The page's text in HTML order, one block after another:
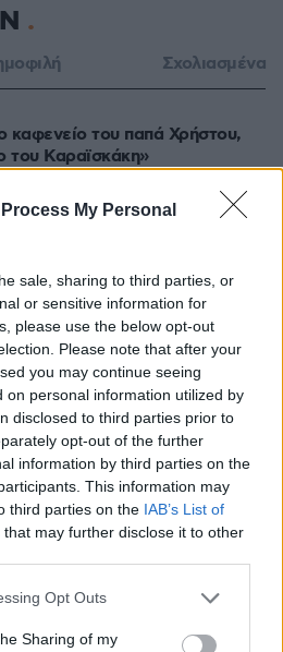
My Personal
sale, sharing to third parties, or
or sensitive information for
please use the below opt-out
Please note that after your
you may continue seeing
on personal information utilized by
disclosed to third parties prior to
opt-out of the further
information by third parties on the
This information may
third parties on the IAB’s List of
that may further disclose it to other
app uses one or more Google
behaviour. You may click to
Opt Outs
Sharing of my
Σχολιασμένα
καφενείο του παπά Χρήστου,
του Καραϊσκάκη»
στη Wall Street: Νέο ρεκόρ
Ιταλίας λόγω της Θέουτα: Η
έλεγχους στα σύνορα, η
μεταξύ Ιράν και Ομάν»
μας αρέσουμε στις
μάς βλέπουν όμορφους
σάτυρος αυνανιζόταν
γειτόνισσα του